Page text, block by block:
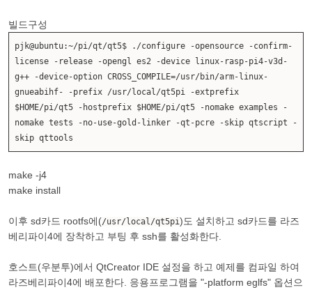
빌드구성
pjk@ubuntu:~/pi/qt/qt5$ ./configure -opensource -confirm-
license -release -opengl es2 -device linux-rasp-pi4-v3d-
g++ -device-option CROSS_COMPILE=/usr/bin/arm-linux-
gnueabihf- -prefix /usr/local/qt5pi -extprefix
$HOME/pi/qt5 -hostprefix $HOME/pi/qt5 -nomake examples -
nomake tests -no-use-gold-linker -qt-pcre -skip qtscript -
skip qttools
make -j4
make install
이후 sd카드 rootfs에(/usr/local/qt5pi)도 설치하고 sd카드를 라즈
베리파이4에 장착하고 부팅 후 ssh를 활성화한다.
호스트(우분투)에서 QtCreator IDE 설정을 하고 예제를 컴파일 하여
라즈베리파이4에 배포한다. 응용프로그램을 "-platform eglfs" 옵션으